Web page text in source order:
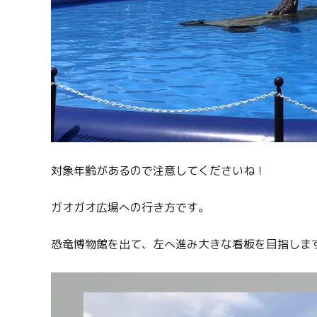
対象年齢があるので注意してくださいね！
ガオガオ広場への行き方です。
恐竜博物館を出て、左へ進み大きな看板を目指しま